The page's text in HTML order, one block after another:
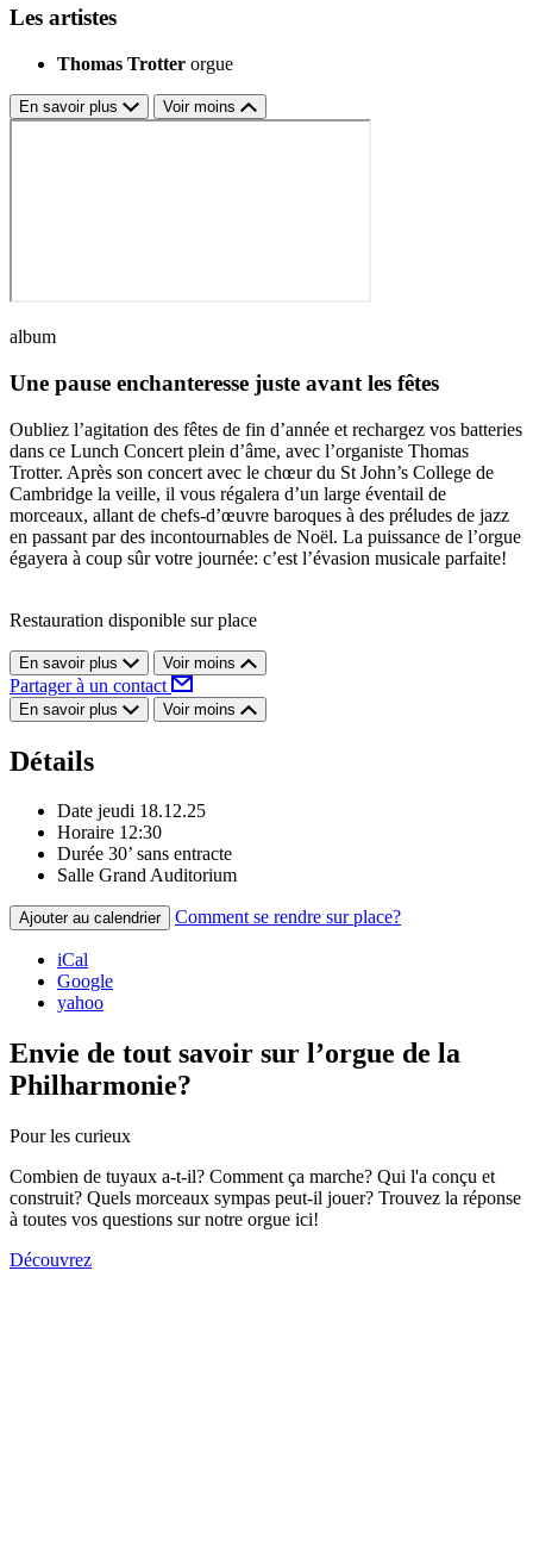
Les artistes
Thomas Trotter orgue
En savoir plus Voir moins
album
Une pause enchanteresse juste avant les fêtes
Oubliez l’agitation des fêtes de fin d’année et rechargez vos batteries
dans ce Lunch Concert plein d’âme, avec l’organiste Thomas
Trotter. Après son concert avec le chœur du St John’s College de
Cambridge la veille, il vous régalera d’un large éventail de
morceaux, allant de chefs-d’œuvre baroques à des préludes de jazz
en passant par des incontournables de Noël. La puissance de l’orgue
égayera à coup sûr votre journée: c’est l’évasion musicale parfaite!
Restauration disponible sur place
En savoir plus Voir moins
Partager à un contact
En savoir plus Voir moins
Détails
Date jeudi 18.12.25
Horaire 12:30
Durée 30’ sans entracte
Salle Grand Auditorium
Ajouter au calendrier Comment se rendre sur place?
iCal
Google
yahoo
Envie de tout savoir sur l’orgue de la
Philharmonie?
Pour les curieux
Combien de tuyaux a-t-il? Comment ça marche? Qui l'a conçu et
construit? Quels morceaux sympas peut-il jouer? Trouvez la réponse
à toutes vos questions sur notre orgue ici!
Découvrez